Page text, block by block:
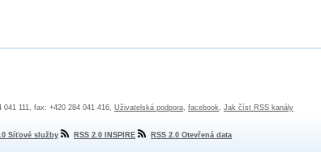
111, fax: +420 284 041 416, Uživatelská podpora, facebook, Jak číst RSS kanály
Síťové služby RSS 2.0 INSPIRE RSS 2.0 Otevřená data